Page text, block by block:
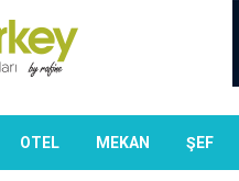
OTEL MEKAN ŞEF